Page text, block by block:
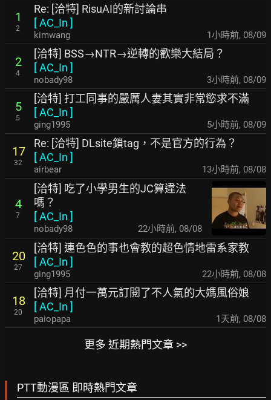
1
2
Re: [洽特] RisuAI的新討論串
[AC_In ]
kimwang 1小時前, 08/09
2
4
[洽特] BSS→NTR→逆轉的歡樂大結局？
[AC_In ]
nobady98 3小時前, 08/09
5
5
[洽特] 打工同事的嚴厲人妻其實非常慾求不滿
[AC_In ]
ging1995 5小時前, 08/09
17
32
Re: [洽特] DLsite鎖tag，不是官方的行為？
[AC_In ]
airbear 13小時前, 08/08
4
7
[洽特] 吃了小學男生的JC算違法
嗎？
[AC_In ]
nobady98 22小時前, 08/08
20
27
[洽特] 連色色的事也會教的超色情地雷系家教
[AC_In ]
ging1995 22小時前, 08/08
18
20
[洽特] 月付一萬元訂閱了不人氣的大媽風俗娘
[AC_In ]
paiopapa 1天前, 08/08
更多 近期熱門文章 >>
PTT動漫區 即時熱門文章